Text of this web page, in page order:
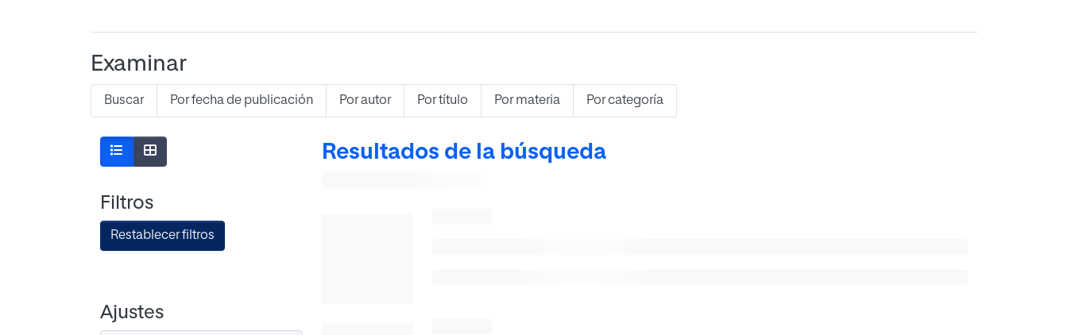
Examinar
Buscar Por fecha de publicación Por autor Por título Por materia Por categoría
Filtros
Restablecer filtros
Ajustes
Resultados de la búsqueda